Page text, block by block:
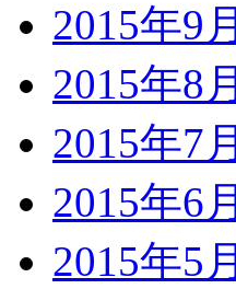
2015年9月
2015年8月
2015年7月
2015年6月
2015年5月